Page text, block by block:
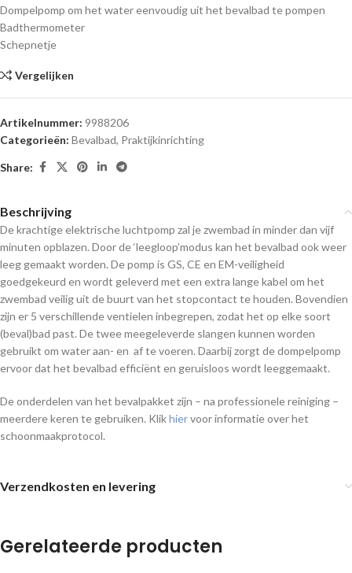
Dompelpomp om het water eenvoudig uit het bevalbad te pompen
Badthermometer
Schepnetje
Vergelijken
Artikelnummer: 9988206
Categorieën: Bevalbad, Praktijkinrichting
Share:
Beschrijving
De krachtige elektrische luchtpomp zal je zwembad in minder dan vijf
minuten opblazen. Door de ‘leegloop’modus kan het bevalbad ook weer
leeg gemaakt worden. De pomp is GS, CE en EM-veiligheid
goedgekeurd en wordt geleverd met een extra lange kabel om het
zwembad veilig uit de buurt van het stopcontact te houden. Bovendien
zijn er 5 verschillende ventielen inbegrepen, zodat het op elke soort
(beval)bad past. De twee meegeleverde slangen kunnen worden
gebruikt om water aan- en af te voeren. Daarbij zorgt de dompelpomp
ervoor dat het bevalbad efficiënt en geruisloos wordt leeggemaakt.
De onderdelen van het bevalpakket zijn – na professionele reiniging –
meerdere keren te gebruiken. Klikhiervoor informatie over het
schoonmaakprotocol.
Verzendkosten en levering
Gerelateerde producten